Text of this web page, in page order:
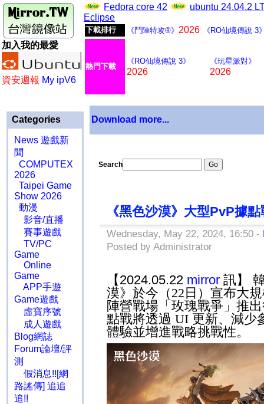
加入我的最愛
資安週報 My ipV6
Fedora core 42
ubuntu 24.04.2
Eclipse
下載排行 《鬥陣特攻®》 2026 《RO仙境傳說 3
熱門下載
《RO仙境傳說 3》
2026
《玩星派對》
2026
Categories
News 遊戲新
聞
COMPUTEX
2026
Taipei Game
Show 2026
動漫
影音/直播
賽事遊戲
TV/PC
Game
Online
Game
APP手遊
Game遊戲
虛寶序號
成人遊戲
Blog網誌
Forum論壇/評
測
假消息!![網
路謠傳] 追追
追!!
Download more...
Search
《黑色沙漠》大型PvP據
Wednesday, May 22, 2024, 16:50 -
Posted by Administrator
【2024.05.22 mirror 訊】
漠》於今（22日）宣布大
陣營戰場「玫瑰戰爭」推
點戰將透過 UI 更新、減少
體驗並增進戰略挑戰性。